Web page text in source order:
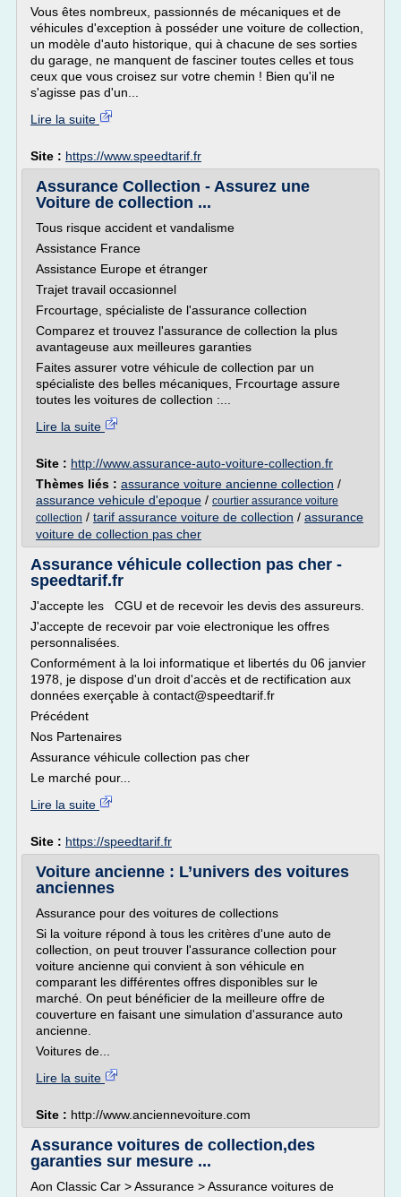
Vous êtes nombreux, passionnés de mécaniques et de
véhicules d'exception à posséder une voiture de collection,
un modèle d'auto historique, qui à chacune de ses sorties
du garage, ne manquent de fasciner toutes celles et tous
ceux que vous croisez sur votre chemin ! Bien qu'il ne
s'agisse pas d'un...
Lire la suite
Site : https://www.speedtarif.fr
Assurance Collection - Assurez une
Voiture de collection ...
Tous risque accident et vandalisme
Assistance France
Assistance Europe et étranger
Trajet travail occasionnel
Frcourtage, spécialiste de l'assurance collection
Comparez et trouvez l'assurance de collection la plus
avantageuse aux meilleures garanties
Faites assurer votre véhicule de collection par un
spécialiste des belles mécaniques, Frcourtage assure
toutes les voitures de collection :...
Lire la suite
Site : http://www.assurance-auto-voiture-collection.fr
Thèmes liés : assurance voiture ancienne collection /
assurance vehicule d'epoque / courtier assurance voiture
collection / tarif assurance voiture de collection / assurance
voiture de collection pas cher
Assurance véhicule collection pas cher -
speedtarif.fr
J'accepte les CGU et de recevoir les devis des assureurs.
J'accepte de recevoir par voie electronique les offres
personnalisées.
Conformément à la loi informatique et libertés du 06 janvier
1978, je dispose d'un droit d'accès et de rectification aux
données exerçable à contact@speedtarif.fr
Précédent
Nos Partenaires
Assurance véhicule collection pas cher
Le marché pour...
Lire la suite
Site : https://speedtarif.fr
Voiture ancienne : L’univers des voitures
anciennes
Assurance pour des voitures de collections
Si la voiture répond à tous les critères d'une auto de
collection, on peut trouver l'assurance collection pour
voiture ancienne qui convient à son véhicule en
comparant les différentes offres disponibles sur le
marché. On peut bénéficier de la meilleure offre de
couverture en faisant une simulation d'assurance auto
ancienne.
Voitures de...
Lire la suite
Site : http://www.anciennevoiture.com
Assurance voitures de collection,des
garanties sur mesure ...
Aon Classic Car > Assurance > Assurance voitures de